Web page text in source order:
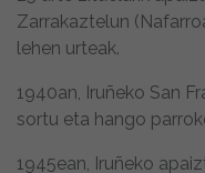
Zarrakaztelun
lehen urteak.
1940an, Iruñeko San
sortu eta hango
1945ean, Iruñeko